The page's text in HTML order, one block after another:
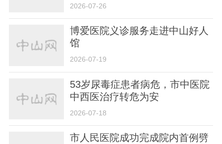
2026-07-26
博爱医院义诊服务走进中山好人
馆
2026-07-19
53岁尿毒症患者病危，市中医院
中西医治疗转危为安
2026-07-18
市人民医院成功完成院内首例劈